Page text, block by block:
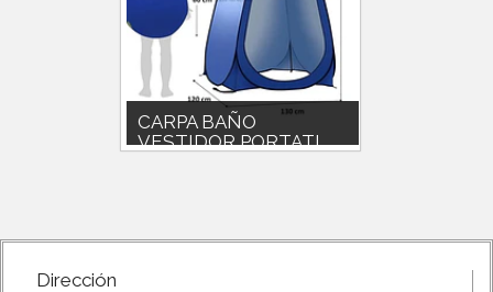
CARPA BAÑO
VESTIDOR PORTATI...
Dirección